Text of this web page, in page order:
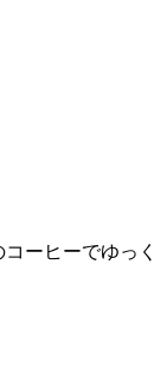
ーヒーでゆっく